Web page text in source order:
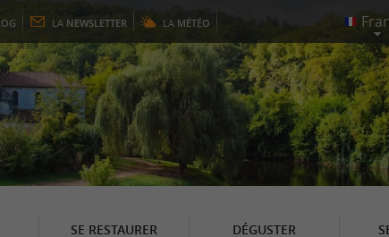
LA NEWSLETTER LA MÉTÉO
SE RESTAURER DÉGUSTER